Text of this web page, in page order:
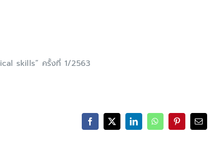
skills” ครั้งที่ 1/2563
Facebook
X LinkedInWhatsAppPinterestEmail